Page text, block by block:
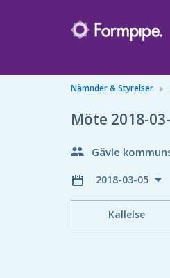
Nämnder & Styrelser
Möte 2018-
Gävle
2018-03-05
Kallelse